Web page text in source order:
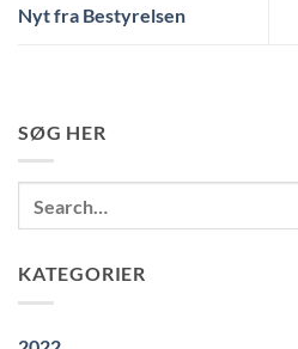
Nyt fra Bestyrelsen
SØG HER
KATEGORIER